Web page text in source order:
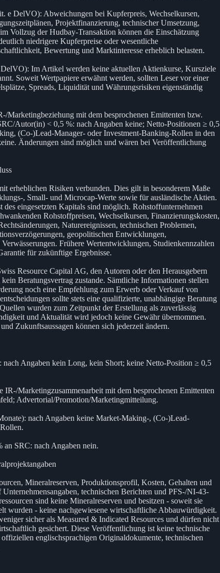
e DelVO): Abweichungen bei Kupferpreis, Wechselkursen,
Projektfinanzierung, technischer Umsetzung,
Vollzug der Hudbay-Transaktion können die Einschätzung
niedrigere Kupferpreise oder wesentliche
Bewertung und Marktinteresse erheblich belasten.
Im Artikel werden keine aktuellen Aktienkurse, Kursziele
Soweit Wertpapiere erwähnt werden, sollten Leser vor einer
Spreads, Liquidität und Währungsrisiken eigenständig
Marketingbeziehung mit dem besprochenen Emittenten bzw.
Autor(in) < 0,5 %: nach Angaben keine; Netto-Positionen ≥ 0,5
(Co-)Lead-Manager- oder Investment-Banking-Rollen in den
Änderungen sind möglich und wären bei Veröffentlichung
erheblichen Risiken verbunden. Dies gilt in besonderem Maße
, Small- und Microcap-Werte sowie für ausländische Aktien.
eingesetzten Kapitals sind möglich. Rohstoffunternehmen
Rohstoffpreisen, Wechselkursen, Finanzierungskosten,
Naturereignissen, technischen Problemen,
geopolitischen Entwicklungen,
Frühere Wertentwicklungen, Studienkennzahlen
für zukünftige Ergebnisse.
Resource Capital AG, den Autoren oder den Herausgebern
Beratungsvertrag zustande. Sämtliche Informationen stellen
noch eine Empfehlung zum Erwerb oder Verkauf von
sollte stets eine qualifizierte, unabhängige Beratung
wurden zum Zeitpunkt der Erstellung als zuverlässig
und Aktualität wird jedoch keine Gewähr übernommen.
Zukunftsaussagen können sich jederzeit ändern.
Angaben kein Long, kein Short; keine Netto-Position ≥ 0,5
Marketingzusammenarbeit mit dem besprochenen Emittenten
Advertorial/Promotion/Marketingmitteilung.
nach Angaben keine Market-Making-, (Co-)Lead-
SRC: nach Angaben nein.
Mineralreserven, Produktionsprofil, Kosten, Gehalten und
technischen Berichten und PFS-/NI-43-
sind keine Mineralreserven und besitzen - soweit sie
wurden - keine nachgewiesene wirtschaftliche Abbauwürdigkeit.
sicher als Measured & Indicated Resources und dürfen nicht
gesichert. Diese Veröffentlichung ist keine technische
englischsprachigen Originaldokumente, technischen